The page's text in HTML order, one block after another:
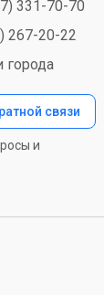
331-70-70
267-20-22
города
связи
и